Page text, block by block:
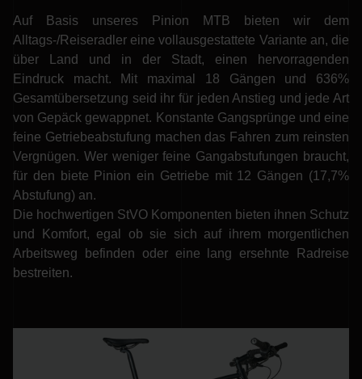
Auf Basis unseres Pinion MTB bieten wir dem
Alltags-/Reiseradler eine vollausgestattete Variante an, die
über Land und in der Stadt, einen hervorragenden
Eindruck macht. Mit maximal 18 Gängen und 636%
Gesamtübersetzung seid ihr für jeden Anstieg und jede Art
von Gepäck gewappnet. Konstante Gangsprünge und eine
feine Getriebeabstufung machen das Fahren zum reinsten
Vergnügen. Wer weniger feine Gangabstufungen braucht,
für den biete Pinion ein Getriebe mit 12 Gängen (17,7%
Abstufung) an.
Die hochwertigen StVO Komponenten bieten ihnen Schutz
und Komfort, egal ob sie sich auf ihrem morgentlichen
Arbeitsweg befinden oder eine lang ersehnte Radreise
bestreiten.